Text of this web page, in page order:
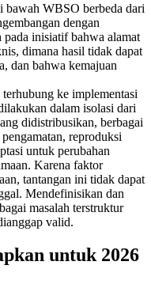
WBSO berbeda dari
dengan
pada inisiatif bahwa alamat
dimana hasil tidak dapat
dan bahwa kemajuan
ke implementasi
dalam isolasi dari
didistribusikan, berbagai
reproduksi
untuk perubahan
Karena faktor
tantangan ini tidak dapat
Mendefinisikan dan
masalah terstruktur
valid.
untuk 2026